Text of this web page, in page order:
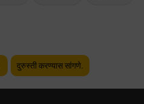
दुरुस्ती करण्यास सांगणे.